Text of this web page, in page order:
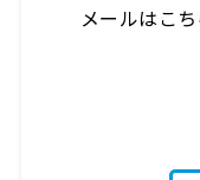
メールはこ